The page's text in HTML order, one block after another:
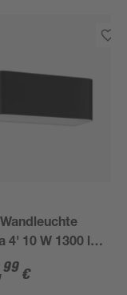
4' 10 W 1300 lm
20 x 8 cm
99 €